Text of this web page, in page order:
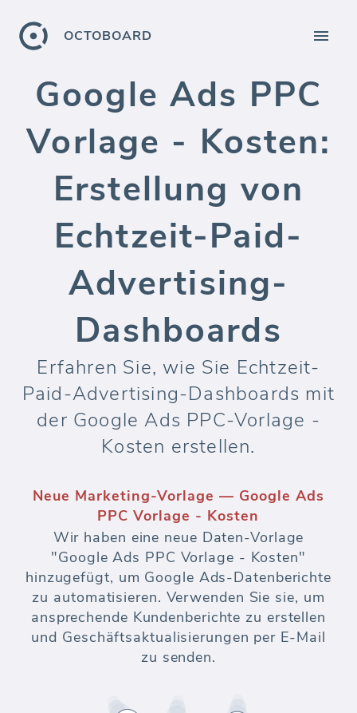
OCTOBOARD
Google Ads PPC
Vorlage - Kosten:
Erstellung von
Echtzeit-Paid-
Advertising-
Dashboards
Erfahren Sie, wie Sie Echtzeit-
Paid-Advertising-Dashboards mit
der Google Ads PPC-Vorlage -
Kosten erstellen.
Neue Marketing-Vorlage — Google Ads
PPC Vorlage - Kosten
Wir haben eine neue Daten-Vorlage
"Google Ads PPC Vorlage - Kosten"
hinzugefügt, um Google Ads-Datenberichte
zu automatisieren. Verwenden Sie sie, um
ansprechende Kundenberichte zu erstellen
und Geschäftsaktualisierungen per E-Mail
zu senden.